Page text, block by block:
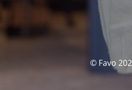
© Favo